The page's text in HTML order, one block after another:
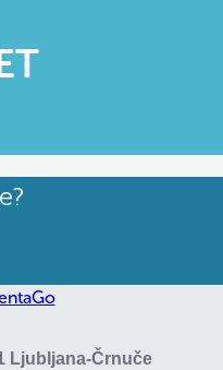
Ljubljana-Črnuče